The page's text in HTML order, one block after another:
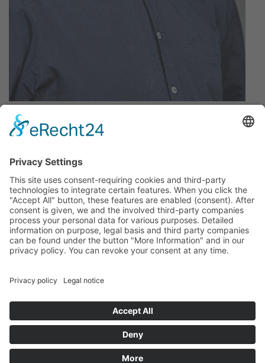
Peter Kolbe
QUALITY MANAGER
Tel: +49 (2333) 68943 - 26